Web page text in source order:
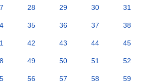
28 29 30 31
35 36 37 38
42 43 44 45
49 50 51 52
56 57 58 59